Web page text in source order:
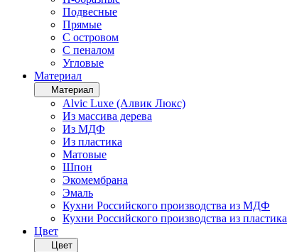
Подвесные
Прямые
С островом
С пеналом
Угловые
Материал
Материал
Alvic Luxe (Алвик Люкс)
Из массива дерева
Из МДФ
Из пластика
Матовые
Шпон
Экомембрана
Эмаль
Кухни Российского производства из МДФ
Кухни Российского производства из пластика
Цвет
Цвет